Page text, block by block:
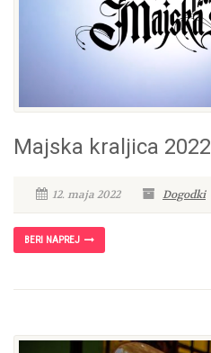
Majska kraljica 2022
12. maja 2022 Dogodki
BERI NAPREJ